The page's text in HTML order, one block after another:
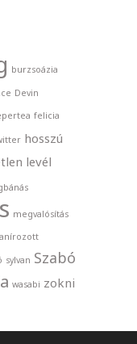
burzsoázia
Devin
felicia
hosszú
levél
megvalósítás
sylvan Szabó
wasabi zokni